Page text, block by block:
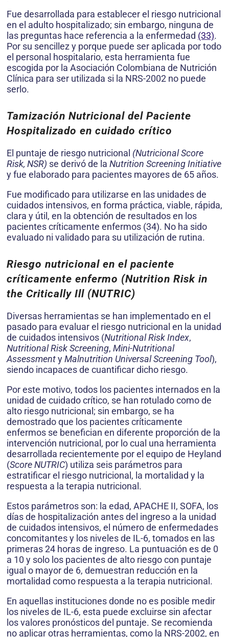
Fue desarrollada para establecer el riesgo nutricional
en el adulto hospi­talizado; sin embargo, ninguna de
las preguntas hace referencia a la enfermedad (33).
Por su sencillez y porque puede ser aplicada por todo
el personal hospitalario, esta herramienta fue
escogida por la Asociación Colombiana de Nutrición
Clínica para ser utilizada si la NRS-2002 no puede
serlo.
Tamización Nutricional del Paciente
Hospitalizado en cuidado crítico
El puntaje de riesgo nutricional (Nutricional Score
Risk, NSR) se derivó de la Nutrition Screening Initiative
y fue elaborado para pacientes mayores de 65 años.
Fue modi­ficado para utilizarse en las unidades de
cuidados inten­sivos, en forma práctica, viable, rápida,
clara y útil, en la obtención de resultados en los
pacientes críticamente enfermos (34). No ha sido
evaluado ni validado para su utilización de rutina.
Riesgo nutricional en el paciente
críticamente enfermo (Nutrition Risk in
the Critically Ill (NUTRIC)
Diversas herramientas se han implementado en el
pasado para evaluar el riesgo nutricional en la unidad
de cuida­dos intensivos (Nutritional Risk Index,
Nutritional Risk Screening, Mini-Nutritional
AssessmentyMalnutrition Universal Screening Tool),
siendo incapaces de cuanti­ficar dicho riesgo.
Por este motivo, todos los pacientes internados en la
unidad de cuidado crítico, se han rotu­lado como de
alto riesgo nutricional; sin embargo, se ha
demostrado que los pacientes críticamente
enfermos se benefician en diferente proporción de la
interven­ción nutricional, por lo cual una herramienta
desarro­llada recientemente por el equipo de Heyland
(Score NUTRIC) utiliza seis parámetros para
estratificar el riesgo nutricional, la mortalidad y la
respuesta a la terapia nutricional.
Estos parámetros son: la edad, APACHE II, SOFA, los
días de hospitalización antes del ingreso a la unidad
de cuidados intensivos, el número de enferme­dades
concomitantes y los niveles de IL-6, tomados en las
primeras 24 horas de ingreso. La puntuación es de 0
a 10 y solo los pacientes de alto riesgo con puntaje
igual o mayor de 6, demuestran reducción en la
mortalidad como respuesta a la terapia nutricional.
En aquellas ins­tituciones donde no es posible medir
los niveles de IL-6, esta puede excluirse sin afectar
los valores pronósticos del puntaje. Se recomienda
no aplicar otras herramientas, como la NRS-2002, en